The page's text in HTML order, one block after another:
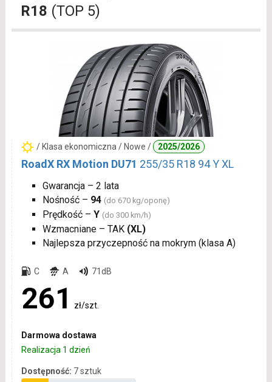
R18 (TOP 5)
/ Klasa ekonomiczna / Nowe / 2025/2026
RoadX RX Motion DU71 255/35 R18 94 Y XL
Gwarancja – 2 lata
Nośność – 94 (do 670 kg/oponę)
Prędkość – Y (do 300 km/h)
Wzmacniane – TAK (XL)
Najlepsza przyczepność na mokrym (klasa A)
C A 71dB
261 zł/szt.
Darmowa dostawa
Realizacja 1 dzień
Dostępność: 7 sztuk